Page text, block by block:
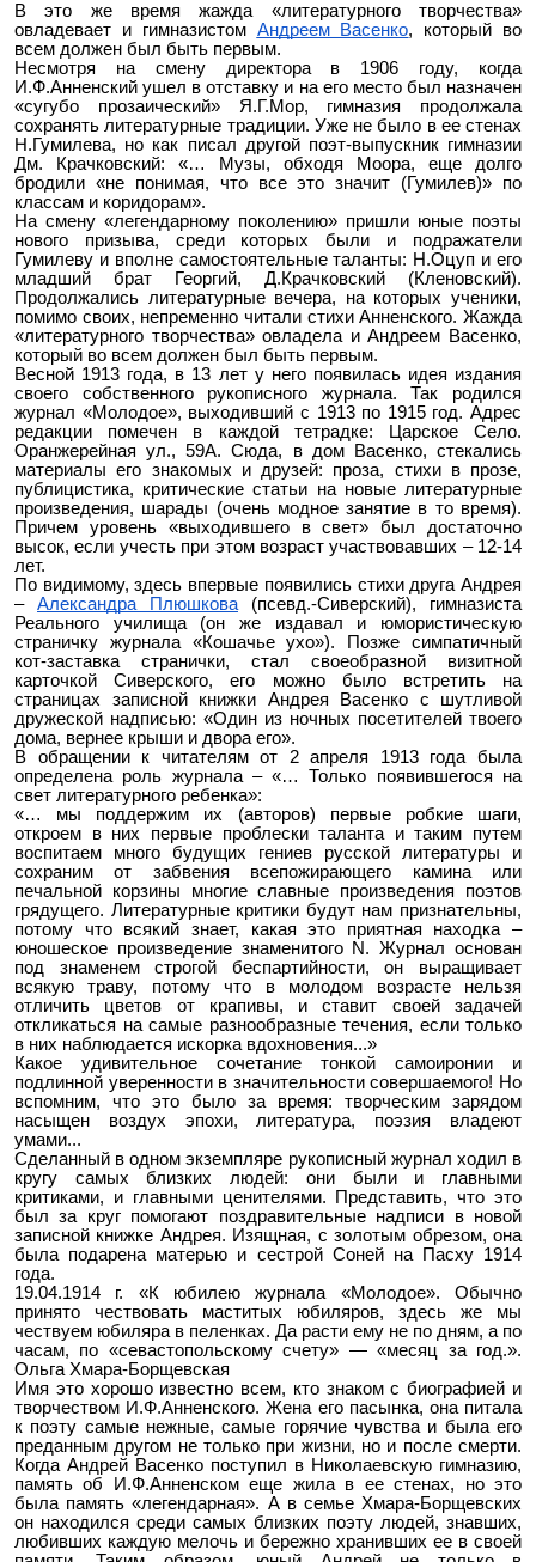
В это же время жажда «литературного творчества»
овладевает и гимназистом Андреем Васенко, который во
всем должен был быть первым.
Несмотря на смену директора в 1906 году, когда
И.Ф.Анненский ушел в отставку и на его место был назначен
«сугубо прозаический» Я.Г.Мор, гимназия продолжала
сохранять литературные традиции. Уже не было в ее стенах
Н.Гумилева, но как писал другой поэт-выпускник гимназии
Дм. Крачковский: «… Музы, обходя Моора, еще долго
бродили «не понимая, что все это значит (Гумилев)» по
классам и коридорам».
На смену «легендарному поколению» пришли юные поэты
нового призыва, среди которых были и подражатели
Гумилеву и вполне самостоятельные таланты: Н.Оцуп и его
младший брат Георгий, Д.Крачковский (Кленовский).
Продолжались литературные вечера, на которых ученики,
помимо своих, непременно читали стихи Анненского. Жажда
«литературного творчества» овладела и Андреем Васенко,
который во всем должен был быть первым.
Весной 1913 года, в 13 лет у него появилась идея издания
своего собственного рукописного журнала. Так родился
журнал «Молодое», выходивший с 1913 по 1915 год. Адрес
редакции помечен в каждой тетрадке: Царское Село.
Оранжерейная ул., 59А. Сюда, в дом Васенко, стекались
материалы его знакомых и друзей: проза, стихи в прозе,
публицистика, критические статьи на новые литературные
произведения, шарады (очень модное занятие в то время).
Причем уровень «выходившего в свет» был достаточно
высок, если учесть при этом возраст участвовавших – 12-14
лет.
По видимому, здесь впервые появились стихи друга Андрея
– Александра Плюшкова(псевд.-Сиверский), гимназиста
Реального училища (он же издавал и юмористическую
страничку журнала «Кошачье ухо»). Позже симпатичный
кот-заставка странички, стал своеобразной визитной
карточкой Сиверского, его можно было встретить на
страницах записной книжки Андрея Васенко с шутливой
дружеской надписью: «Один из ночных посетителей твоего
дома, вернее крыши и двора его».
В обращении к читателям от 2 апреля 1913 года была
определена роль журнала – «… Только появившегося на
свет литературного ребенка»:
«… мы поддержим их (авторов) первые робкие шаги,
откроем в них первые проблески таланта и таким путем
воспитаем много будущих гениев русской литературы и
сохраним от забвения всепожирающего камина или
печальной корзины многие славные произведения поэтов
грядущего. Литературные критики будут нам признательны,
потому что всякий знает, какая это приятная находка –
юношеское произведение знаменитого N. Журнал основан
под знаменем строгой беспартийности, он выращивает
всякую траву, потому что в молодом возрасте нельзя
отличить цветов от крапивы, и ставит своей задачей
откликаться на самые разнообразные течения, если только
в них наблюдается искорка вдохновения...»
Какое удивительное сочетание тонкой самоиронии и
подлинной уверенности в значительности совершаемого! Но
вспомним, что это было за время: творческим зарядом
насыщен воздух эпохи, литература, поэзия владеют
умами...
Сделанный в одном экземпляре рукописный журнал ходил в
кругу самых близких людей: они были и главными
критиками, и главными ценителями. Представить, что это
был за круг помогают поздравительные надписи в новой
записной книжке Андрея. Изящная, с золотым обрезом, она
была подарена матерью и сестрой Соней на Пасху 1914
года.
19.04.1914 г. «К юбилею журнала «Молодое». Обычно
принято чествовать маститых юбиляров, здесь же мы
чествуем юбиляра в пеленках. Да расти ему не по дням, а по
часам, по «севастопольскому счету» — «месяц за год.».
Ольга Хмара-Борщевская
Имя это хорошо известно всем, кто знаком с биографией и
творчеством И.Ф.Анненского. Жена его пасынка, она питала
к поэту самые нежные, самые горячие чувства и была его
преданным другом не только при жизни, но и после смерти.
Когда Андрей Васенко поступил в Николаевскую гимназию,
память об И.Ф.Анненском еще жила в ее стенах, но это
была память «легендарная». А в семье Хмара-Борщевских
он находился среди самых близких поэту людей, знавших,
любивших каждую мелочь и бережно хранивших ее в своей